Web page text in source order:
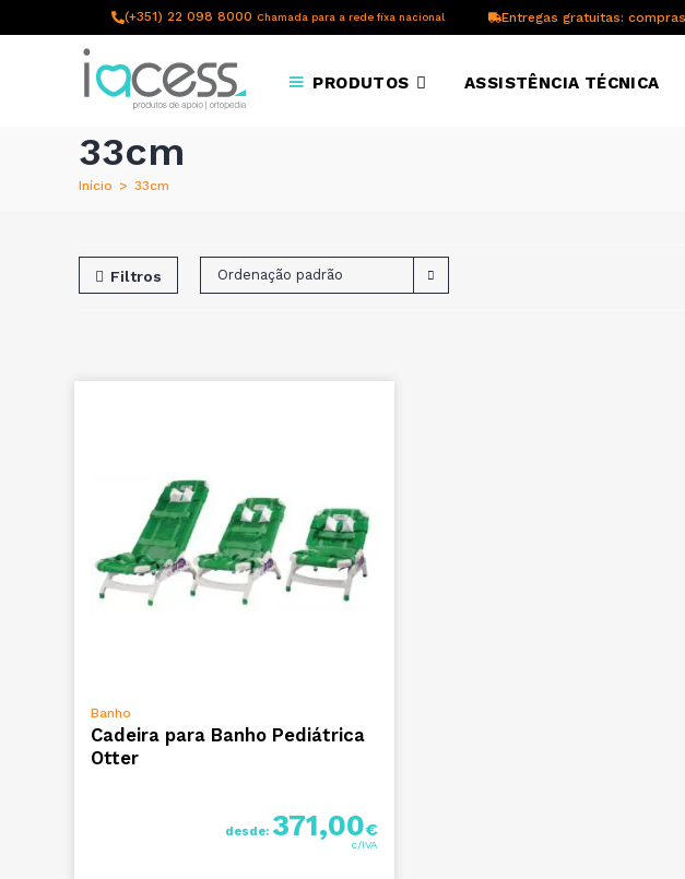
(+351) 22 098 8000 Chamada para a rede fixa nacional Entregas gratuitas:
PRODUTOS ASSISTÊNCIA TÉCNICA
33cm
Início > 33cm
Filtros Ordenação padrão
Banho
Cadeira para Banho Pediátrica
Otter
desde: 371,00€